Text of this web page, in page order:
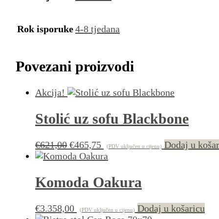
Rok isporuke4-8 tjedana
Povezani proizvodi
Akcija!
Stolić uz sofu Blackbone
€621,00 Izvorna
cijena
je:
€621,00.
€465,75Trenutna
cijena
€465,75.
(PDV uključen u cijenu) Dodaj u
Komoda Oakura
€3.358,00 (PDV uključen u cijenu) Dodaj u košaricu